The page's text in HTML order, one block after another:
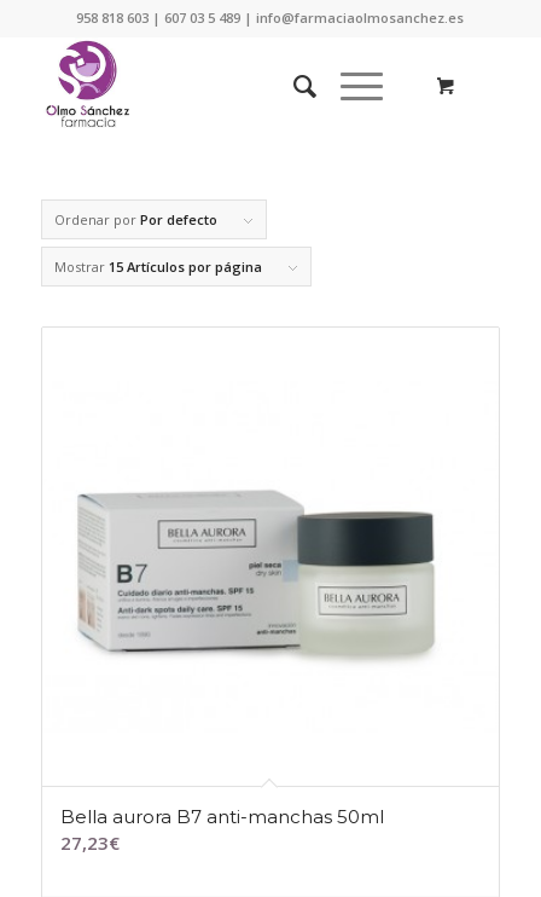
958 818 603 | 607 03 5 489 | info@farmaciaolmosanchez.es
Ordenar por Por defecto
Mostrar 15 Artículos por página
Bella aurora B7 anti-manchas 50ml
27,23€